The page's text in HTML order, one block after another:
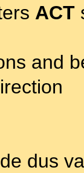
ACT
and
dus